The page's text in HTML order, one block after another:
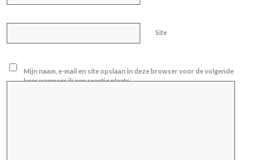
Site
Mijn naam, e-mail en site opslaan in deze browser voor de volgende
keer wanneer ik een reactie plaats.